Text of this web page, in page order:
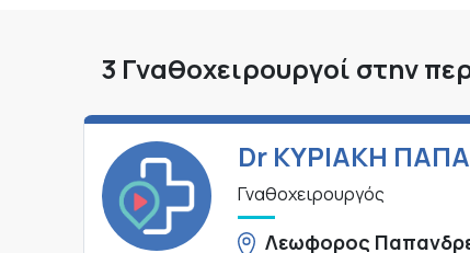
3 Γναθοχειρουργοί στην
Dr ΚΥΡΙΑΚΗ
Γναθοχειρουργός
Λεωφορος